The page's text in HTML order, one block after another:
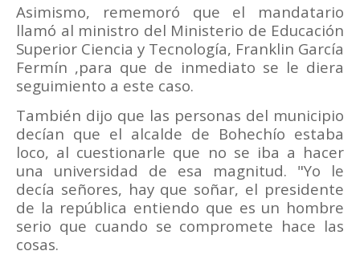
Asimismo, rememoró que el mandatario
llamó al ministro del Ministerio de Educación
Superior Ciencia y Tecnología, Franklin García
Fermín ,para que de inmediato se le diera
seguimiento a este caso.
También dijo que las personas del municipio
decían que el alcalde de Bohechío estaba
loco, al cuestionarle que no se iba a hacer
una universidad de esa magnitud. "Yo le
decía señores, hay que soñar, el presidente
de la república entiendo que es un hombre
serio que cuando se compromete hace las
cosas.